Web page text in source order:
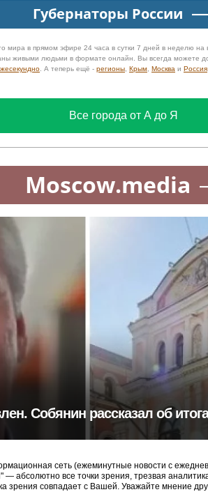
Губернаторы России
мира в прямом эфире 24 часа в сутки 7 дней в неделю на
живыми людьми в формате онлайн. Вы всегда можете
. А теперь ещё - регионы Крым Москва и Россия
Все города от А до Я
Moscow.media
Собянин рассказал об
сеть (ежеминутные новости с
— абсолютно все точки зрения, трезвая
зрения совпадает с Вашей. Уважайте мнение